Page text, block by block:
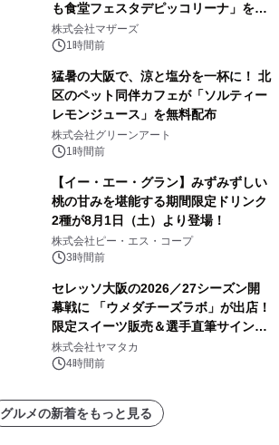
も食堂フェスタデピッコリーナ」を9
月5日(土)開催
株式会社マザーズ
1時間前
猛暑の大阪で、涼と塩分を一杯に！ 北
区のペット同伴カフェが「ソルティー
レモンジュース」を無料配布
株式会社グリーンアート
1時間前
【イー・エー・グラン】みずみずしい
桃の甘みを堪能する期間限定ドリンク
2種が8月1日（土）より登場！
株式会社ピー・エス・コープ
3時間前
セレッソ大阪の2026／27シーズン開
幕戦に 「ウメダチーズラボ」が出店！
限定スイーツ販売＆選手直筆サイング
ッズが当たる抽選会を 8月8日に開催
株式会社ヤマタカ
4時間前
グルメの新着をもっと見る